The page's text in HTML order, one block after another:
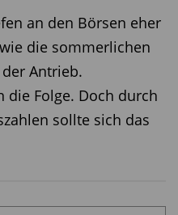
aktuelle
europäischen Banken
Köln-
der Bauarbeiten
an den Börsen eher
die sommerlichen
Antrieb.
Folge. Doch durch
sollte sich das